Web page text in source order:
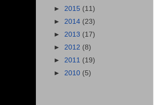
► 2015 (11)
► 2014 (23)
► 2013 (17)
► 2012 (8)
► 2011 (19)
► 2010 (5)